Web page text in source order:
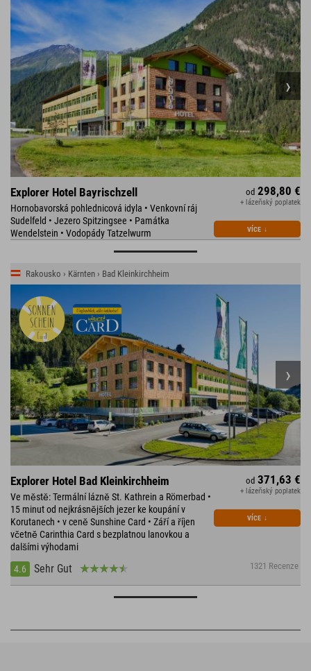
Explorer Hotel Bayrischzell
Hornobavorská pohlednicová idyla • Venkovní ráj
Sudelfeld • Jezero Spitzingsee • Památka
Wendelstein • Vodopády Tatzelwurm
od 298,80 €
+ lázeňský poplatek
VÍCE ↓
Rakousko › Kärnten › Bad Kleinkirchheim
Explorer Hotel Bad Kleinkirchheim
Ve městě: Termální lázně St. Kathrein a Römerbad •
15 minut od nejkrásnějších jezer ke koupání v
Korutanech • v ceně Sunshine Card • Září a říjen
včetně Carinthia Card s bezplatnou lanovkou a
dalšími výhodami
4.6
Sehr Gut 1321 Recenze
od 371,63 €
+ lázeňský poplatek
VÍCE ↓